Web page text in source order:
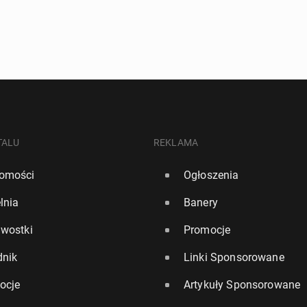
REKLAMA
Ogłoszenia
Banery
Promocje
Linki Sponsorowane
Artykuły Sponsorowane